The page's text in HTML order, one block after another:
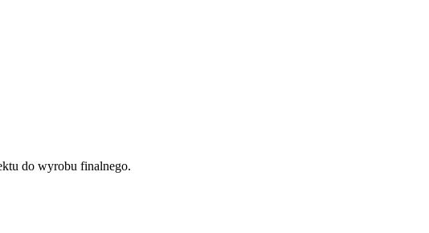
do wyrobu finalnego.